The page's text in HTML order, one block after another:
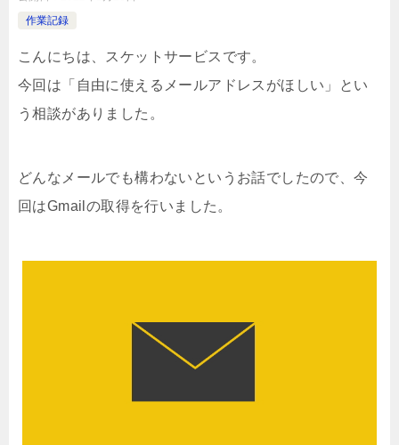
作業記録
こんにちは、スケットサービスです。
今回は「自由に使えるメールアドレスがほしい」とい
う相談がありました。
どんなメールでも構わないというお話でしたので、今
回はGmailの取得を行いました。